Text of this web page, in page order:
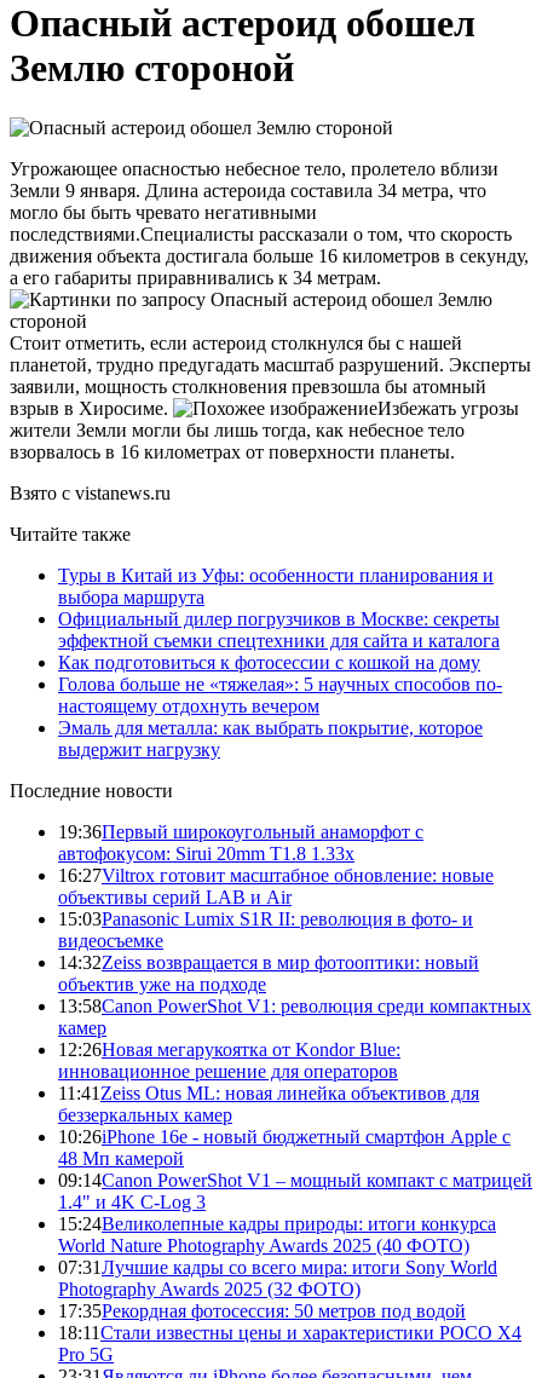
Опасный астероид обошел
Землю стороной
Угрожающее опасностью небесное тело, пролетело вблизи
Земли 9 января. Длина астероида составила 34 метра, что
могло бы быть чревато негативными
последствиями.Специалисты рассказали о том, что скорость
движения объекта достигала больше 16 километров в секунду,
а его габариты приравнивались к 34 метрам.
Стоит отметить, если астероид столкнулся бы с нашей
планетой, трудно предугадать масштаб разрушений. Эксперты
заявили, мощность столкновения превзошла бы атомный
взрыв в Хиросиме.
Избежать угрозы
жители Земли могли бы лишь тогда, как небесное тело
взорвалось в 16 километрах от поверхности планеты.
Взято с vistanews.ru
Читайте также
Туры в Китай из Уфы: особенности планирования и
выбора маршрута
Официальный дилер погрузчиков в Москве: секреты
эффектной съемки спецтехники для сайта и каталога
Как подготовиться к фотосессии с кошкой на дому
Голова больше не «тяжелая»: 5 научных способов по-
настоящему отдохнуть вечером
Эмаль для металла: как выбрать покрытие, которое
выдержит нагрузку
Последние новости
19:36Первый широкоугольный анаморфот с
автофокусом: Sirui 20mm T1.8 1.33x
16:27Viltrox готовит масштабное обновление: новые
объективы серий LAB и Air
15:03Panasonic Lumix S1R II: революция в фото- и
видеосъемке
14:32Zeiss возвращается в мир фотооптики: новый
объектив уже на подходе
13:58Canon PowerShot V1: революция среди компактных
камер
12:26Новая мегарукоятка от Kondor Blue:
инновационное решение для операторов
11:41 Zeiss Otus ML: новая линейка объективов для
беззеркальных камер
10:26iPhone 16e - новый бюджетный смартфон Apple с
48 Мп камерой
09:14Canon PowerShot V1 – мощный компакт с матрицей
1.4" и 4K C-Log 3
15:24Великолепные кадры природы: итоги конкурса
World Nature Photography Awards 2025 (40 ФОТО)
07:31Лучшие кадры со всего мира: итоги Sony World
Photography Awards 2025 (32 ФОТО)
17:35Рекордная фотосессия: 50 метров под водой
18:11Стали известны цены и характеристики POCO X4
Pro 5G